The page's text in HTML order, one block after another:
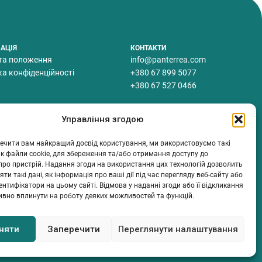
Управління згодою
вам найкращий досвід користування, ми використовуємо такі
як файли cookie, для збереження та/або отримання доступу до
пристрій. Надання згоди на використання цих технологій дозволить
такі дані, як інформація про ваші дії під час перегляду веб-сайту або
на цьому сайті. Відмова у наданні згоди або її відкликання
вплинути на роботу деяких можливостей та функцій.
Заперечити Переглянути налаштування
положення
конфіденційності
КОНТАКТИ
info@panterrea.com
+380 67 899 5077
+380 67 527 0466